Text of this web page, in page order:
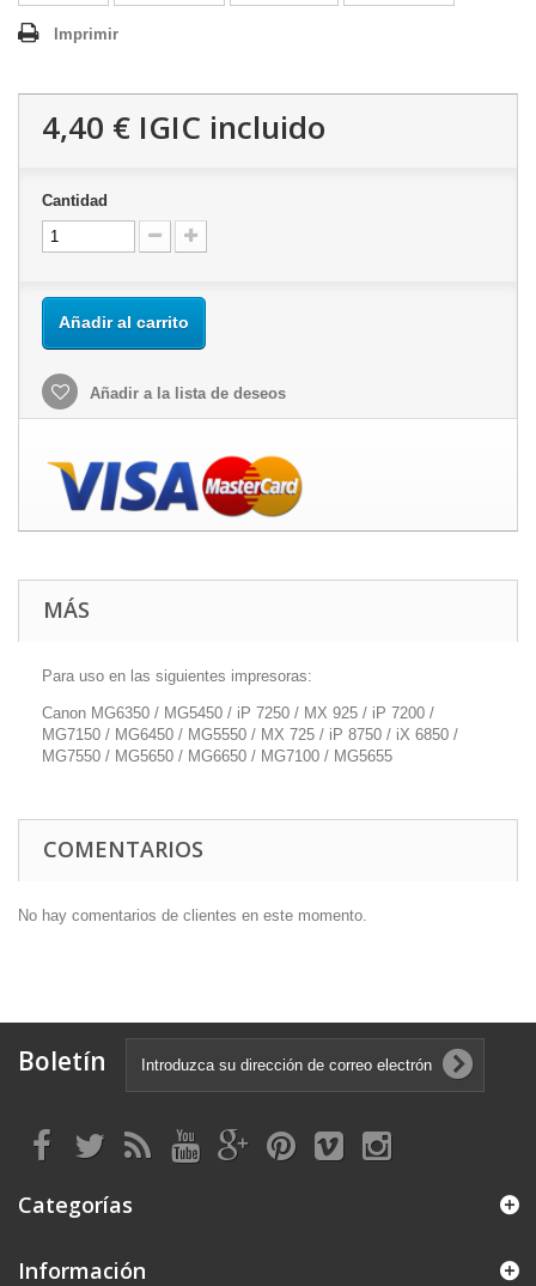
Imprimir
4,40 € IGIC incluido
Cantidad
Añadir al carrito
Añadir a la lista de deseos
MÁS
Para uso en las siguientes impresoras:
Canon MG6350 / MG5450 / iP 7250 / MX 925 / iP 7200 /
MG7150 / MG6450 / MG5550 / MX 725 / iP 8750 / iX 6850 /
MG7550 / MG5650 / MG6650 / MG7100 / MG5655
COMENTARIOS
No hay comentarios de clientes en este momento.
Boletín
Categorías
Información